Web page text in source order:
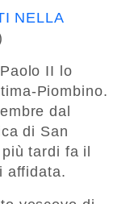
NELLA
II lo
Piombino.
dal
di San
tardi fa il
affidata.